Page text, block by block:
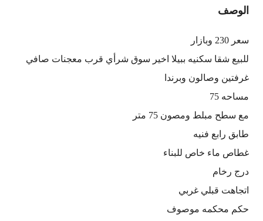
الوصف
سعر 230 وبازار
للبيع شقا سكنيه ببيلا اخير سوق شرأي قرب معجنات صافي
غرفتين وصالون وبرندا
مساحه 75
مع سطح مبلط ومصون 75 متر
طابق رابع فنيه
غطاص ماء خاص للبناء
درج رخام
اتجاهت قبلي غربي
حكم محكمه موصوف